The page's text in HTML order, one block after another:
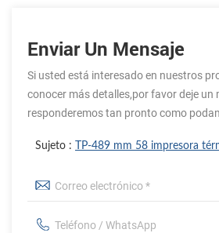
Enviar Un Mensaje
Si usted está interesado en nuestros
conocer más detalles,por favor deje un
responderemos tan pronto como
Sujeto : TP-489 mm 58 impresora